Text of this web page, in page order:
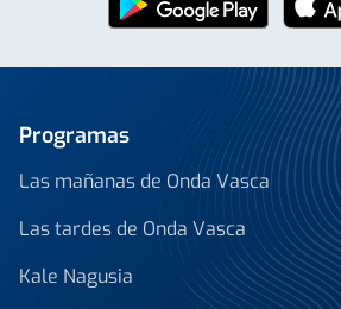
Programas
Las mañanas de Onda Vasca
Las tardes de Onda Vasca
Kale Nagusia